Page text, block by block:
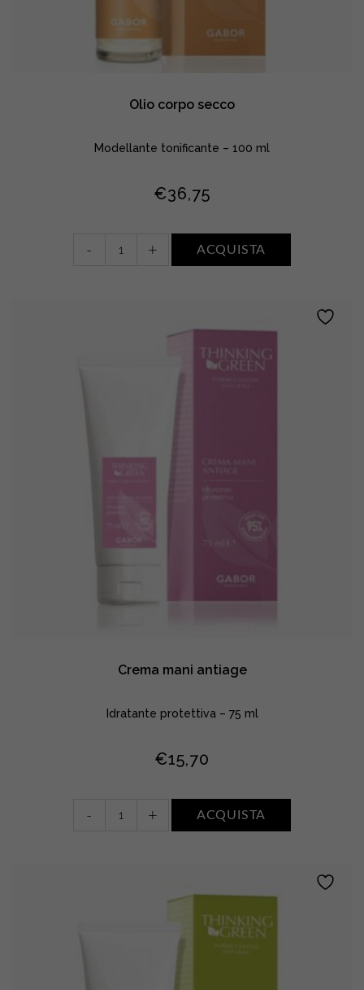
Olio corpo secco
Modellante tonificante – 100 ml
€36,75
- + ACQUISTA
Crema mani antiage
Idratante protettiva – 75 ml
€15,70
- + ACQUISTA